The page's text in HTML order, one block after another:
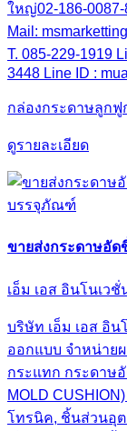
ใหญ่02-186-0087-
Mail:
T. 085-229-1919
3448 Line ID :
กล่องกระดาษลูกฟู
ดูรายละเอียด
บรรจุภัณฑ์
ขายส่งกระดาษอั
เอ็ม เอส อินโนเว
บริษัท เอ็ม เอส อิ
ออกแบบ จำหน่า
กระแทก กระดาษ
MOLD
โทรนิค, ชิ้นส่วนอุ